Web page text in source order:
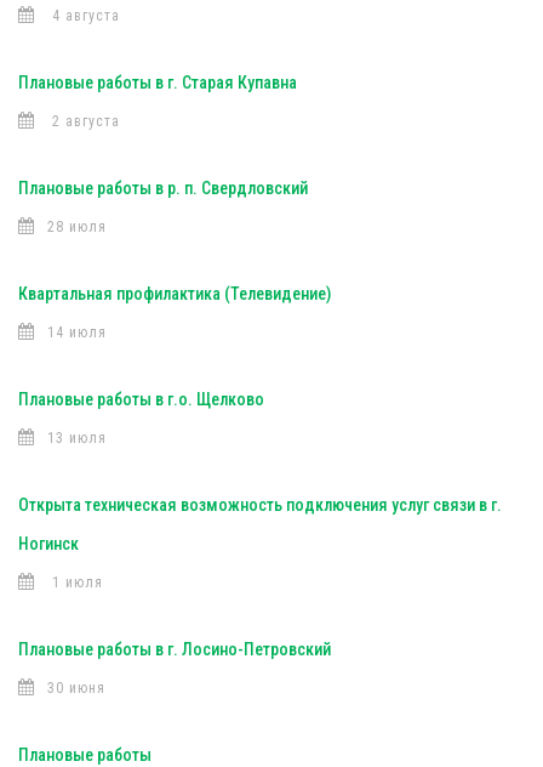
4 августа
Плановые работы в г. Старая Купавна
2 августа
Плановые работы в р. п. Свердловский
28 июля
Квартальная профилактика (Телевидение)
14 июля
Плановые работы в г.о. Щелково
13 июля
Открыта техническая возможность подключения услуг связи в г.
Ногинск
1 июля
Плановые работы в г. Лосино-Петровский
30 июня
Плановые работы